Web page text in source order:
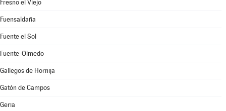
Fresno el Viejo
Fuensaldaña
Fuente el Sol
Fuente-Olmedo
Gallegos de Hornija
Gatón de Campos
Geria